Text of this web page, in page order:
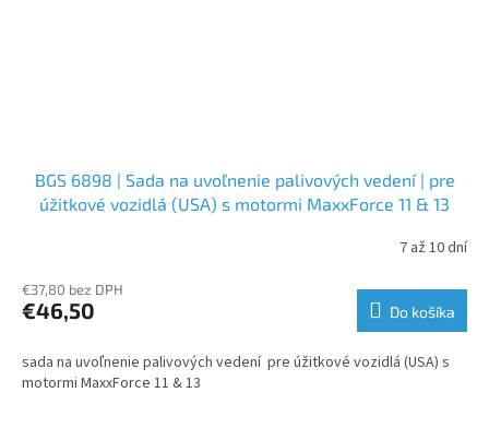
BGS 6898 | Sada na uvoľnenie palivových vedení | pre
úžitkové vozidlá (USA) s motormi MaxxForce 11 & 13
7 až 10 dní
€37,80 bez DPH
€46,50 Do košíka
sada na uvoľnenie palivových vedení pre úžitkové vozidlá (USA) s
motormi MaxxForce 11 & 13